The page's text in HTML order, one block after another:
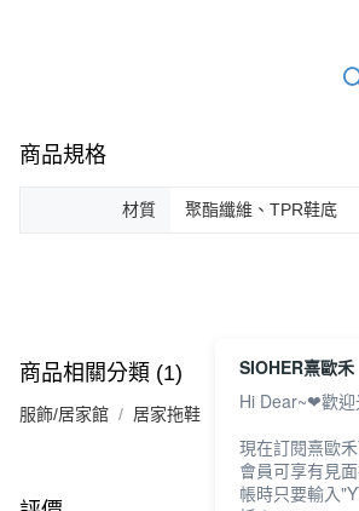
商品規格
材質 聚酯纖維、TPR鞋底
商品相關分類 (1)
服飾/居家館 居家拖鞋
SIOHER熹歐禾
Hi Dear~❤歡迎
現在訂閱熹歐
會員可享有見
帳時只要輸入